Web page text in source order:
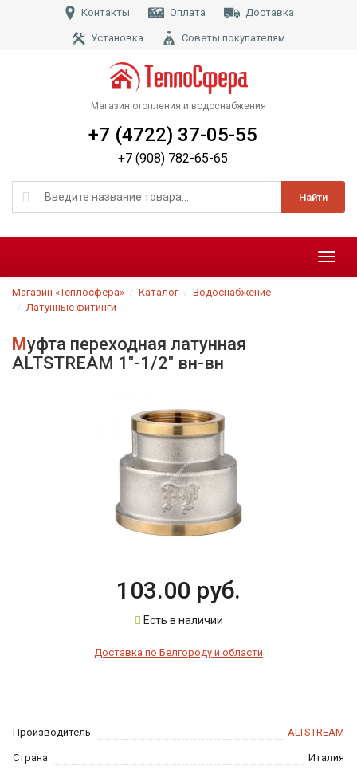
Контакты Оплата Доставка
Установка Советы покупателям
Магазин отопления и водоснабжения
Найти
+7 (4722) 37-05-55
+7 (908) 782-65-65
Меню
Магазин «Теплосфера» Каталог
Водоснабжение
Латунные фитинги
Муфта переходная латунная
ALTSTREAM 1"-1/2" вн-вн
Производитель ALTSTREAM
Страна Италия
103.00 руб.
Есть в наличии
Доставка по Белгороду и области